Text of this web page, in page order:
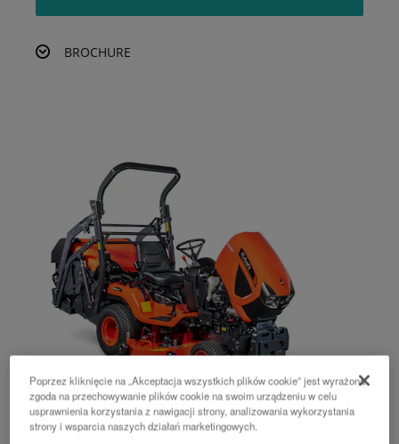
BROCHURE
Poprzez kliknięcie na „Akceptacja wszystkich plików cookie” jest wyrażona
zgoda na przechowywanie plików cookie na swoim urządzeniu w celu
usprawnienia korzystania z nawigacji strony, analizowania wykorzystania
strony i wsparcia naszych działań marketingowych.